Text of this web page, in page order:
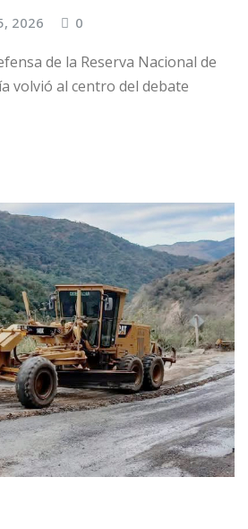
2026 0
de la Reserva Nacional de
volvió al centro del debate